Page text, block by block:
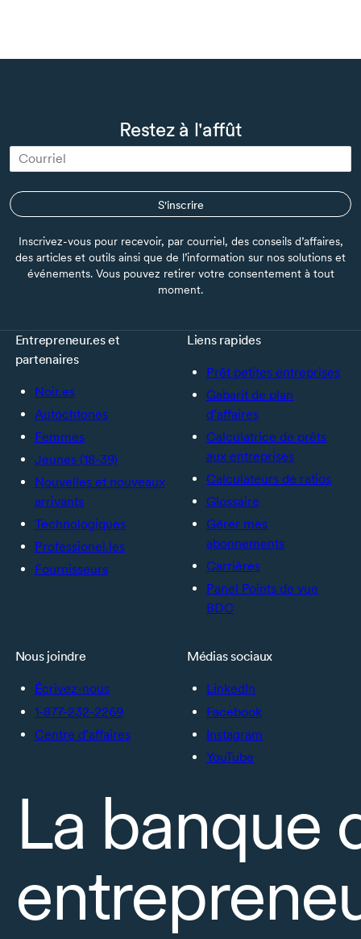
Restez à l'affût
S'inscrire
Inscrivez-vous pour recevoir, par courriel, des conseils d’affaires,
des articles et outils ainsi que de l’information sur nos solutions et
événements. Vous pouvez retirer votre consentement à tout
moment.
Entrepreneur.es et
partenaires
Noir.es
Autochtones
Femmes
Jeunes (18-39)
Nouvelles et nouveaux
arrivants
Technologiques
Professionel.les
Fournisseurs
Liens rapides
Prêt petites entreprises
Gabarit de plan
d’affaires
Calculatrice de prêts
aux entreprises
Calculateurs de ratios
Glossaire
Gérer mes
abonnements
Carrières
Panel Points de vue
BDC
Nous joindre
Écrivez-nous
1-877-232-2269
Centre d’affaires
Médias sociaux
LinkedIn
Facebook
Instagram
YouTube
La banque